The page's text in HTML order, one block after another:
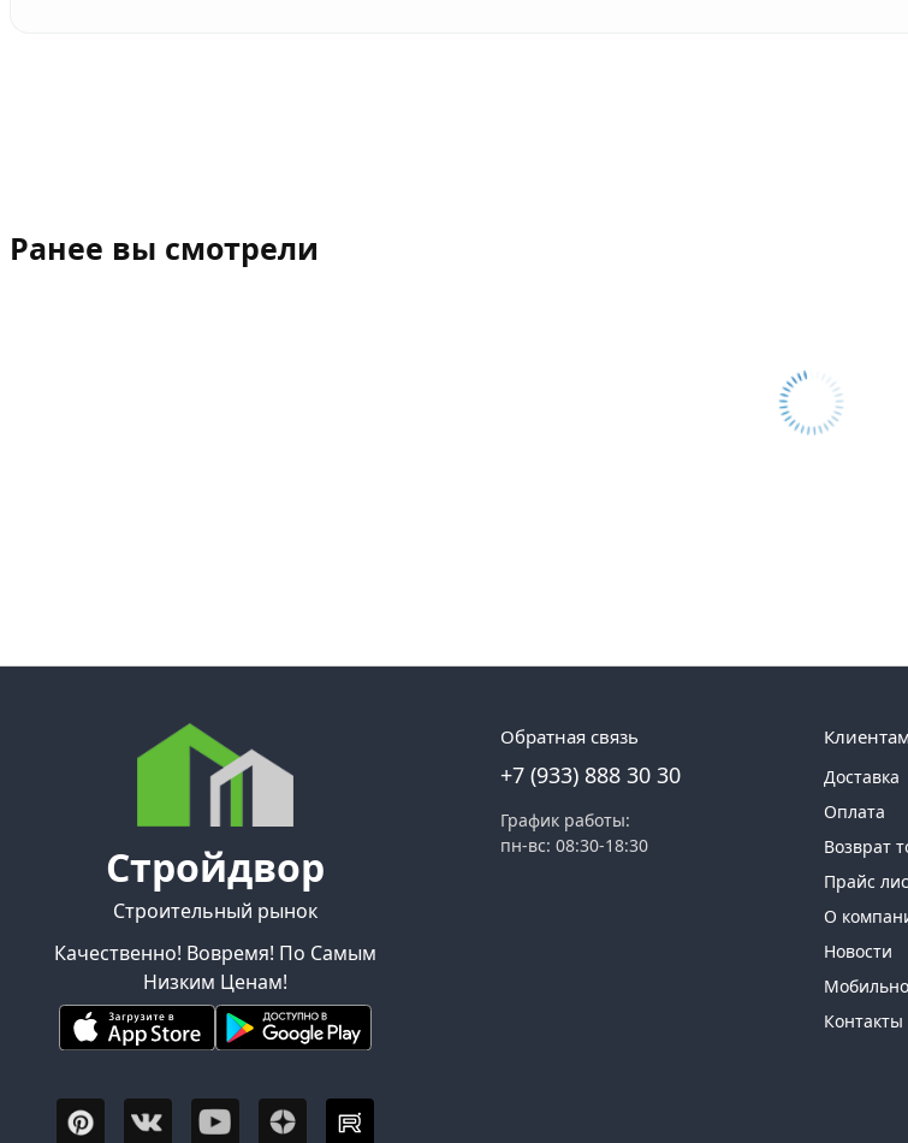
Ранее вы смотрели
Стройдвор
Строительный рынок
Качественно! Вовремя! По Самым
Низким Ценам!
Обратная связь
+7 (933) 888 30 30
График работы:
пн-вс: 08:30-18:30
Клиентам
Доставка
Оплата
Возврат
Прайс
О
Новости